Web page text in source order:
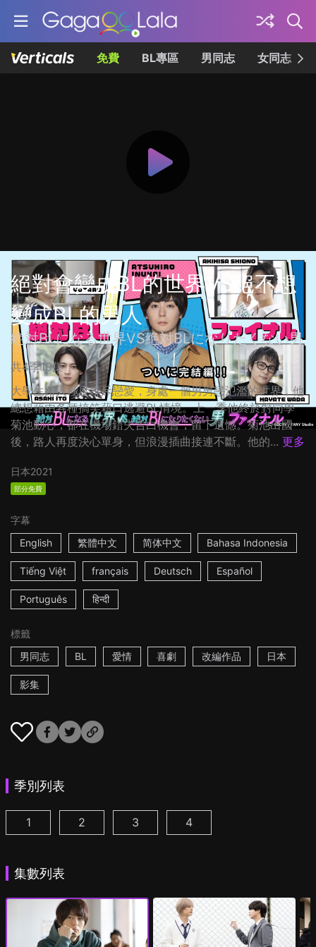
免費 BL專區 男同志 女同志
絕對會變成BL的世界VS絕不想
變成BL的男人
絶対BLになる世界VS絶対BLになりたくない男
共4季19集
大學生路人極度排斥戀愛，身處一個男男戀氾濫的世界，他
總想藉由各種搞笑藉口逃避BL情境。上一季他終於對同學
菊池動心，卻在機場錯失告白機會，留下遺憾。菊池出國
後，路人再度決心單身，但浪漫插曲接連不斷。他的... 更多
日本2021
部分免費
字幕
English
繁體中文 简体中文 Bahasa Indonesia
Tiếng Việt français Deutsch Español
Português हिन्दी
標籤
男同志
BL 愛情 喜劇 改編作品 日本
影集
季別列表
絕對會變成BL的世界VS絕不想變成BL的男人 第1集
1 絕對會變成BL的世界VS絕不想變成BL的男人
2 絕對會變成BL的世界VS絕不想變
3 絕對會變成BL的世界VS
4
集數列表